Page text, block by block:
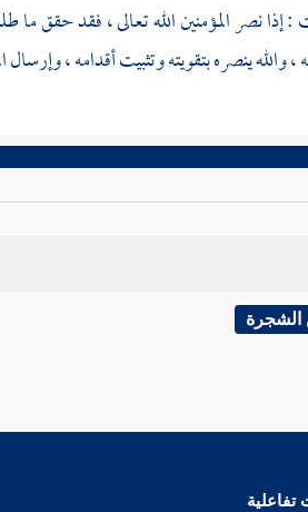
نصر المؤمنين الله تعالى ، فقد حقق
، والله ينصره بتقويته وتثبيت أقدامه ،
الشجرة
تفاعلية